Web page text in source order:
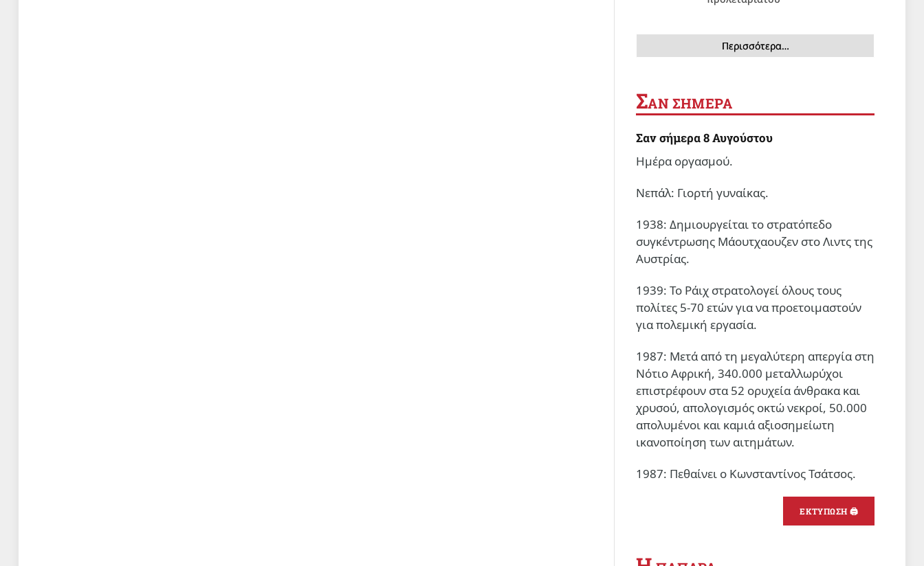
Περισσότερα…
ΣΑΝ ΣΗΜΕΡΑ
Σαν σήμερα 8 Αυγούστου
Ημέρα οργασμού.
Νεπάλ: Γιορτή γυναίκας.
1938: Δημιουργείται το στρατόπεδο
συγκέντρωσης Μάουτχαουζεν στο Λιντς της
Αυστρίας.
1939: Το Ράιχ στρατολογεί όλους τους
πολίτες 5-70 ετών για να προετοιμαστούν
για πολεμική εργασία.
1987: Μετά από τη μεγαλύτερη απεργία στη
Νότιο Αφρική, 340.000 μεταλλωρύχοι
επιστρέφουν στα 52 ορυχεία άνθρακα και
χρυσού, απολογισμός οκτώ νεκροί, 50.000
απολυμένοι και καμιά αξιοσημείωτη
ικανοποίηση των αιτημάτων.
1987: Πεθαίνει ο Κωνσταντίνος Τσάτσος.
ΕΚΤΥΠΩΣΗ 🖨